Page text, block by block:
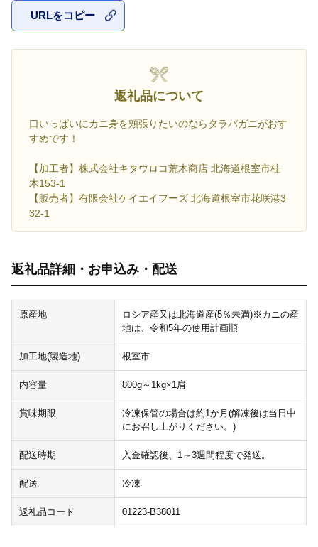
URLをコピー
返礼品について
口いっぱいにカニ身を頬張りたいのならタラバガニがおす
すめです！
【加工者】株式会社キタウロコ荒木商店 北海道根室市桂
木153-1
【販売者】有限会社ケイエイフーズ 北海道根室市花咲港3
32-1
返礼品詳細・お申込み・配送
原産地
ロシア産又は北海道産(5％未満)※カニの産
地は、令和5年の使用計画順
加工地(製造地) 根室市
内容量 800g～1kg×1肩
賞味期限
冷凍保管の場合は約1か月(解凍後は当日中
にお召し上がりください。)
配送時期 入金確認後、1～3週間程度で発送。
配送 冷凍
返礼品コード 01223-B38011